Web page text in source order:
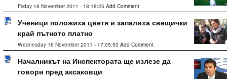
Friday 18 November 2011 - 18:18:25 Add Comment
Ученици положиха цветя и запалиха свещички
край пътното платно
Wednesday 16 November 2011 - 17:05:53 Add Comment
Началникът на Инспектората ще излезе да
говори пред аксаковци